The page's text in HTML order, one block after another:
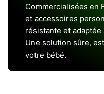
Commercialisées en
et accessoires
résistante et
Une solution sûre,
votre bébé.